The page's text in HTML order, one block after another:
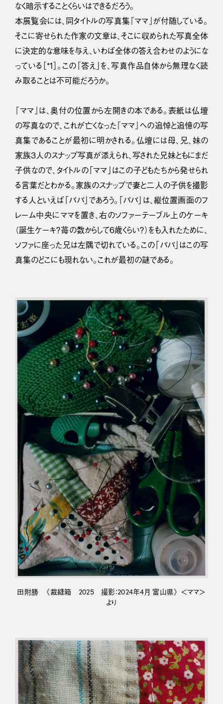
なく暗示することくらいはできるだろう。
本展覧会には、同タイトルの写真集『ママ』が付随している。
そこに寄せられた作家の文章は、そこに収められた写真全体
に決定的な意味を与え、いわば全体の答え合わせのようにな
っている［*1］。この「答え」を、写真作品自体から無理なく読
み取ることは不可能だろうか。
『ママ』は、奥付の位置から左開きの本である。表紙は仏壇
の写真なので、これが亡くなった『ママ』への追悼と追憶の写
真集であることが最初に明かされる。仏壇には母、兄、妹の
家族３人のスナップ写真が添えられ、写された兄妹ともにまだ
子供なので、タイトルの「ママ」はこの子どもたちから発せられ
る言葉だとわかる。家族のスナップで妻と二人の子供を撮影
する人といえば「パパ」であろう。「パパ」は、縦位置画面のフ
レーム中央にママを置き、右のソファーテーブル上のケーキ
（誕生ケーキ？苺の数からして６歳くらい？）をも入れたために、
ソファに座った兄は左隅で切れている。この「パパ」はこの写
真集のどこにも現れない。これが最初の謎である。
田附勝 《裁縫箱 2025 撮影：2024年4月 富山県》 ＜ママ＞
より